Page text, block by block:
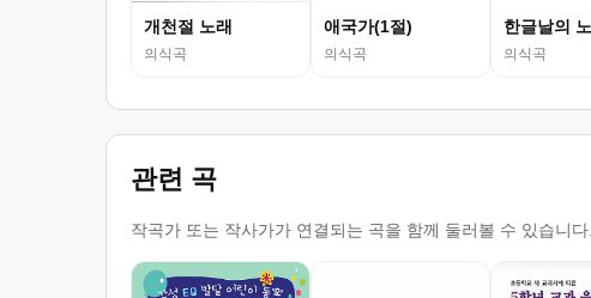
개천절 노래
의식곡
애국가(1절)
의식곡
한글날의
의식곡
관련 곡
작곡가 또는 작사가가 연결되는 곡을 함께 둘러볼 수 있습니다.